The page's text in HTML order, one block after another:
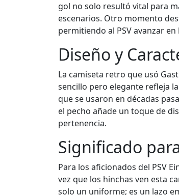
gol no solo resultó vital para
escenarios. Otro momento
permitiendo al PSV avanzar en
Diseño y
La camiseta retro que usó
sencillo pero elegante refleja
que se usaron en décadas
el pecho añade un toque de
pertenencia.
Significado
Para los aficionados del PSV
vez que los hinchas ven esta
solo un uniforme; es un lazo